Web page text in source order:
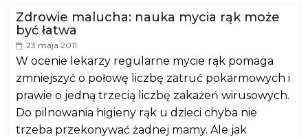
Zdrowie malucha: nauka mycia rąk może
być łatwa
23 maja 2011
W ocenie lekarzy regularne mycie rąk pomaga
zmniejszyć o połowę liczbę zatruć pokarmowych i
prawie o jedną trzecią liczbę zakażeń wirusowych.
Do pilnowania higieny rąk u dzieci chyba nie
trzeba przekonywać żadnej mamy. Ale jak